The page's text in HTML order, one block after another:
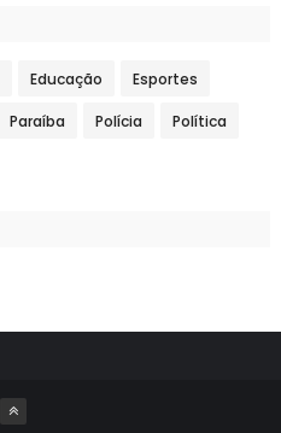
Educação Esportes
Paraíba Polícia Política